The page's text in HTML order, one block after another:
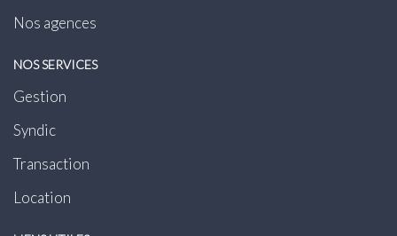
Nos agences
NOS SERVICES
Gestion
Syndic
Transaction
Location